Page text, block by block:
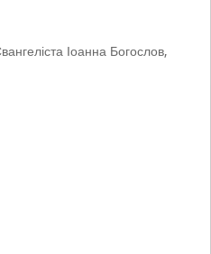
Іоанна Богослов,